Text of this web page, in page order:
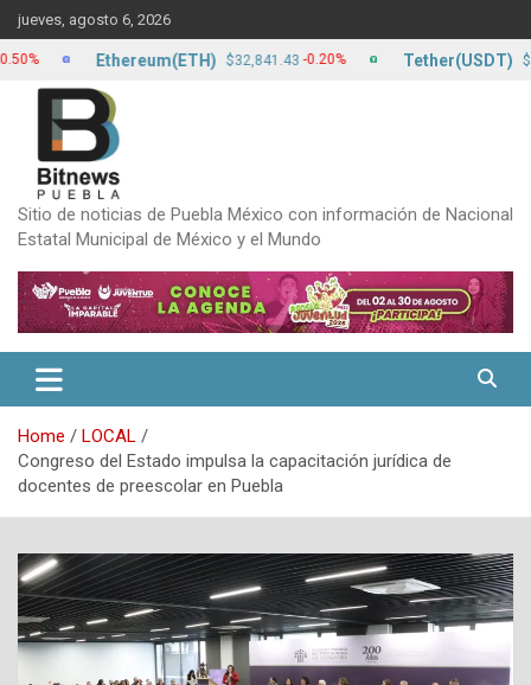
Skip
to
content
jueves, agosto 6, 2026
Sitio de noticias de Puebla México con información de Nacional
Estatal Municipal de México y el Mundo
Home
LOCAL
Congreso del Estado impulsa la capacitación jurídica de
docentes de preescolar en Puebla
Ethereum(ETH) $32,841.43 -0.20% Tether(USDT) $17.24